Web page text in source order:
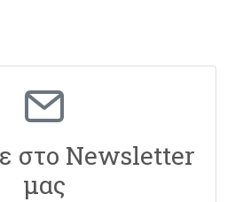
στο Newsletter
μας